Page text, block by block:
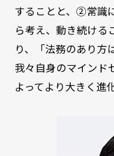
することと、②常識
ら考え、動き続ける
り、「法務のあり方
我々自身のマインド
よってより大きく進